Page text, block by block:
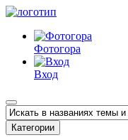
Фотогора
Вход
Категории